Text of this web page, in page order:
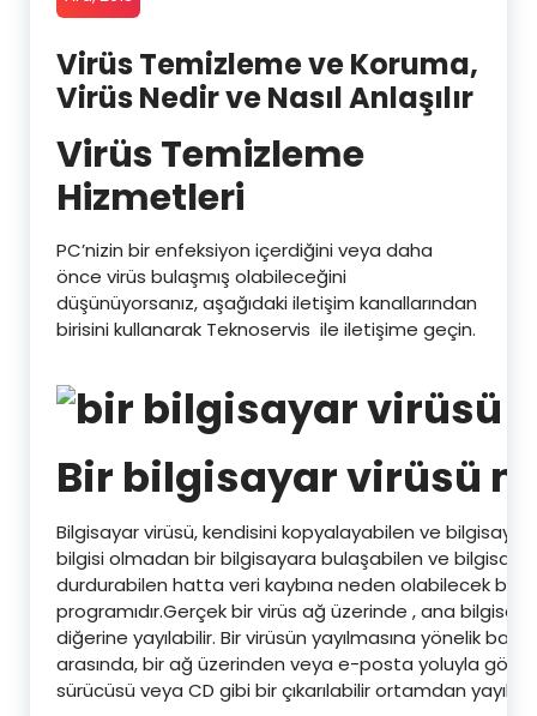
Virüs Temizleme ve Koruma,
Virüs Nedir ve Nasıl Anlaşılır
Virüs Temizleme
Hizmetleri
PC’nizin bir enfeksiyon içerdiğini veya daha
önce virüs bulaşmış olabileceğini
düşünüyorsanız, aşağıdaki iletişim kanallarından
birisini kullanarak Teknoservis ile iletişime geçin.
Bir bilgisayar virüsü
Bilgisayar virüsü, kendisini kopyalayabilen ve
bilgisi olmadan bir bilgisayara bulaşabilen ve
durdurabilen hatta veri kaybına neden olabilecek bir
programıdır.Gerçek bir virüs ağ üzerinde , ana
diğerine yayılabilir. Bir virüsün yayılmasına yönelik
arasında, bir ağ üzerinden veya e-posta yoluyla
sürücüsü veya CD gibi bir çıkarılabilir ortamdan